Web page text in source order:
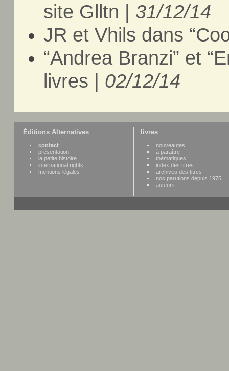
site Glltn | 31/12/14
JR et Vhils dans
“Andrea Branzi” et
livres | 02/12/14
Éditions Alternatives
contact
présentation
la petite histoire
international rights
mentions légales
livres
nouveautes
à paraître
thématiques
index des titres
archives des titres
nos parutions depuis 1975
auteurs